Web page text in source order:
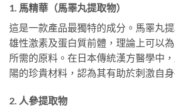
1. 馬精華（馬睪丸提取物）
這是一款產品最獨特的成分。馬睪丸
雄性激素及蛋白質前體，理論上可以
所需的原料。在日本傳統漢方醫學中
陽的珍貴材料，認為其有助於刺激自
2. 人參提取物